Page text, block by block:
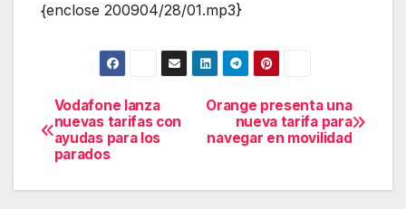
{enclose 200904/28/01.mp3}
Navegación
de
entradas
Orange presenta una
nueva tarifa para
navegar en movilidad
Vodafone lanza
nuevas tarifas con
ayudas para los
parados